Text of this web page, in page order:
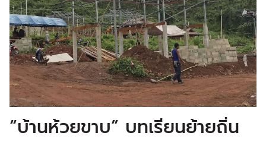
“บ้านห้วยขาบ” บทเรียนย้ายถิ่น